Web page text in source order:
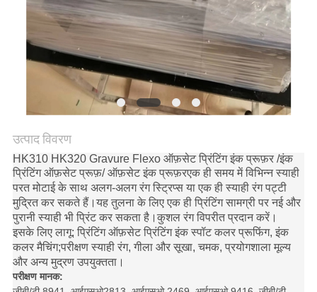
साइटमैप
PRIVACY
POLICY
उत्पाद विवरण
HK310 HK320 Gravure Flexo ऑफ़सेट प्रिंटिंग इंक प्रूफ़र /इंक
प्रिंटिंग ऑफ़सेट प्रूफ़/ ऑफ़सेट इंक प्रूफ़रएक ही समय में विभिन्न स्याही
परत मोटाई के साथ अलग-अलग रंग स्ट्रिप्स या एक ही स्याही रंग पट्टी
मुद्रित कर सकते हैं।यह तुलना के लिए एक ही प्रिंटिंग सामग्री पर नई और
पुरानी स्याही भी प्रिंट कर सकता है।कुशल रंग विपरीत प्रदान करें।
इसके लिए लागू: प्रिंटिंग ऑफ़सेट प्रिंटिंग इंक स्पॉट कलर प्रूफिंग, इंक
कलर मैचिंग;परीक्षण स्याही रंग, गीला और सूखा, चमक, प्रयोगशाला मूल्य
और अन्य मुद्रण उपयुक्तता।
परीक्षण मानक: